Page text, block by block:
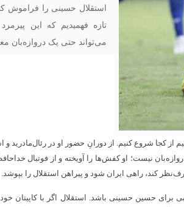
استقلال حسینی را فراموش
تازه فهمیدیم که این
می‌تواند حتی یک دروازه‌بان
از کجا شروع کنیم. از دورانِ حضور او در رئال‌مادرید
نیست؛ او کفش‌ها را آویخته و از فوتبال
کند، راهی ایران شود و پیراهن استقلال را بپوشد.
برای حسین حسینی باشد. استقلال اگر با کاپیتان